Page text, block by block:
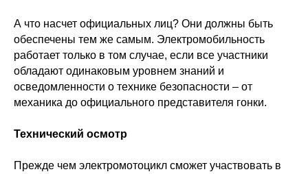
А что насчет официальных лиц? Они должны быть
обеспечены тем же самым. Электромобильность
работает только в том случае, если все участники
обладают одинаковым уровнем знаний и
осведомленности о технике безопасности – от
механика до официального представителя гонки.
Технический осмотр
Прежде чем электромотоцикл сможет участвовать в